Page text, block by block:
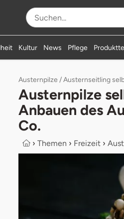
Kultur News Pflege
Austernpilze / Austernseitling
Austernpilze
Anbauen des
Co.
› Themen › Freizeit ›